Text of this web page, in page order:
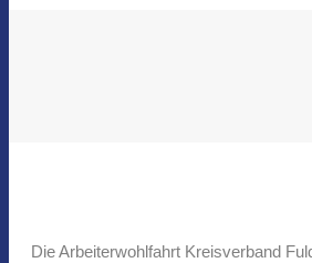
Die Arbeiterwohlfahrt Kreisverband